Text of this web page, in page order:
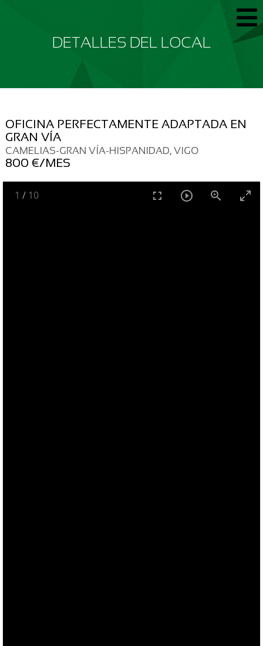
DETALLES DEL LOCAL
OFICINA PERFECTAMENTE ADAPTADA EN
GRAN VÍA
CAMELIAS-GRAN VÍA-HISPANIDAD, VIGO
800 €/MES
1 / 10